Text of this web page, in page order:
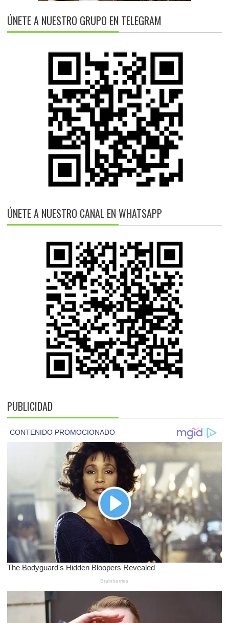
ÚNETE A NUESTRO GRUPO EN TELEGRAM
ÚNETE A NUESTRO CANAL EN WHATSAPP
PUBLICIDAD